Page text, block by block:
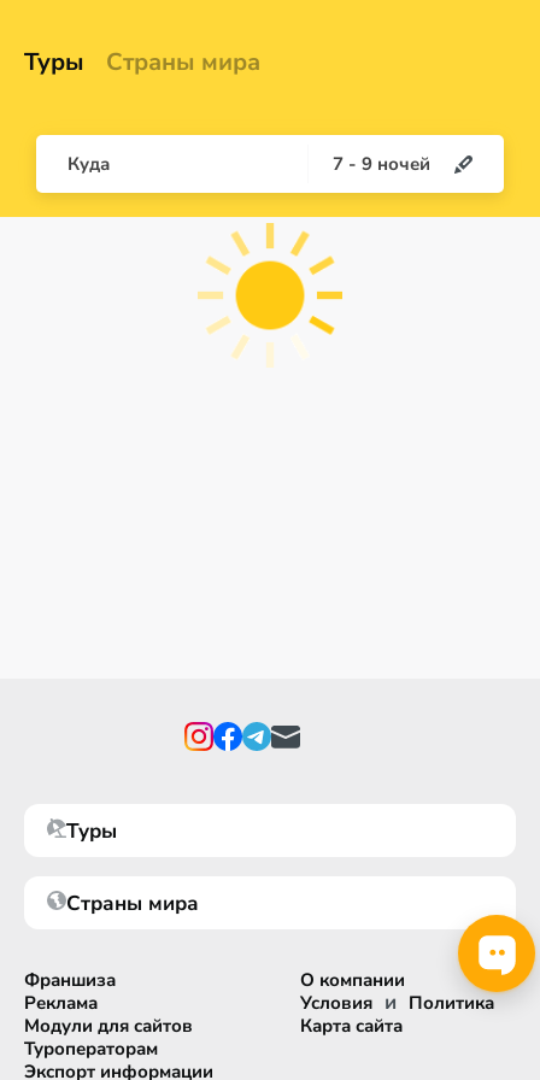
Туры Страны мира
Куда 7 - 9 ночей
Туры
Страны мира
Франшиза
Реклама
Модули для сайтов
Туроператорам
Экспорт информации
О компании
Условия и Политика
Карта сайта